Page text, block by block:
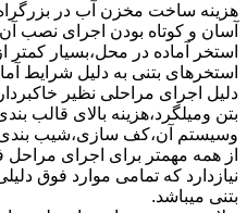
هزینه ساخت مخزن آب در
آسان و کوتاه بودن اجرای نصب
استخر آماده در محل،بسیار کمتر
استخرهای بتنی به دلیل شرایط
دلیل اجرای مراحلی نظیر
بتن ومیلگرد،هزینه بالای قالب
وسیستم آن،کف سازی،شیب
از همه مهمتر برای اجرای مراحل
نیازدارد که تمامی موارد فوق
بتنی میباشد.